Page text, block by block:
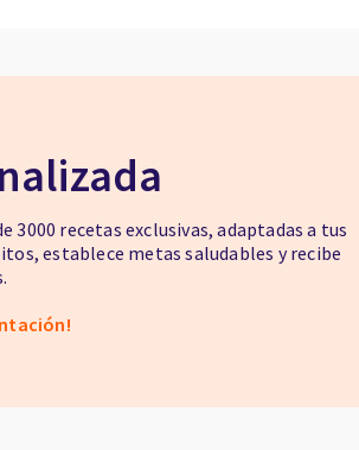
3000 recetas exclusivas, adaptadas a tus
establece metas saludables y recibe